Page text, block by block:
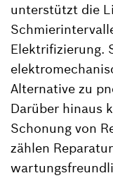
unterstützt die
Elektrifizierung.
Alternative zu
Darüber hinaus
Schonung von
zählen